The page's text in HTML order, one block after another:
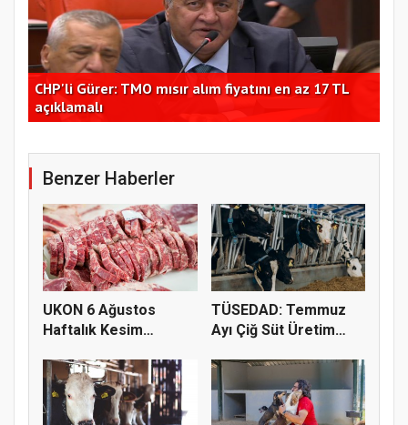
Hüseyin Akay'dan şeker sektörüne yapısal çözüm
çağrısı
Benzer Haberler
UKON 6 Ağustos
Haftalık Kesim
TÜSEDAD: Temmuz
Ayı Çiğ Süt Üretim